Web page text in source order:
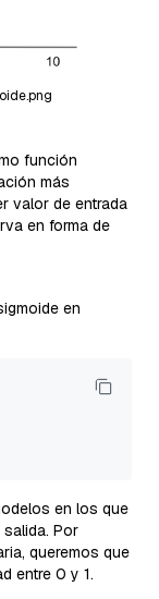
función
más
valor de entrada
en forma de
en
en los que
Por
queremos que
entre 0 y 1.